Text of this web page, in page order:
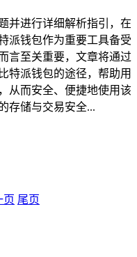
并进行详细解析指引，在
派钱包作为重要工具备受
言至关重要，文章将通过
特派钱包的途径，帮助用
从而安全、便捷地使用该
存储与交易安全...
页 尾页